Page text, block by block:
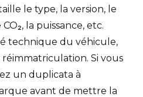
le type, la version, le
la puissance, etc.
technique du véhicule,
Si vous
un duplicata à
avant de mettre la